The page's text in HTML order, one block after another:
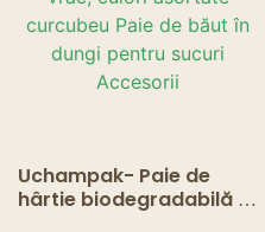
Uchampak- Paie de
hârtie biodegradabilă în